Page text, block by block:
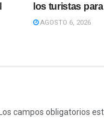
los turistas
AGOSTO 6, 2026
Los campos obligatorios